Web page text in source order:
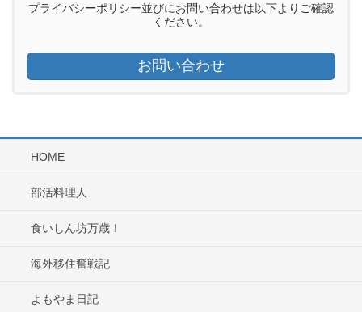
プライバシーポリシー並びにお問い合わせは以下よりご確認
ください。
お問い合わせ
HOME
部活料理人
食いしん坊万歳！
海外移住奮戦記
よもやま日記